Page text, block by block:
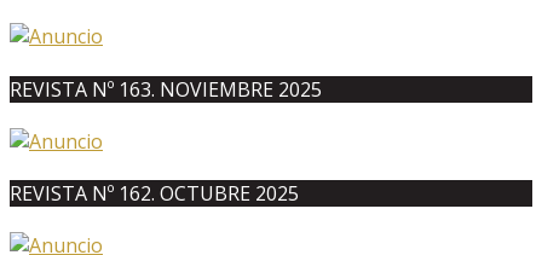
REVISTA Nº 163. NOVIEMBRE 2025
REVISTA Nº 162. OCTUBRE 2025